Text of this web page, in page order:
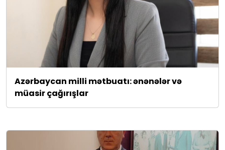
Azərbaycan milli mətbuatı: ənənələr və
müasir çağırışlar